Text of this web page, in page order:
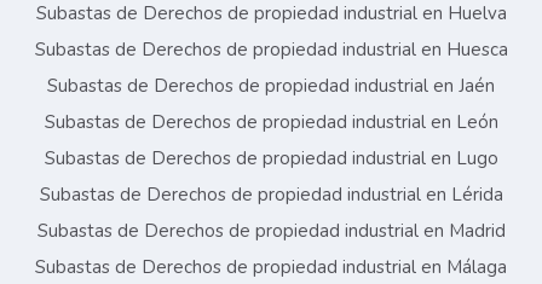
Subastas de Derechos de propiedad industrial en Huelva
Subastas de Derechos de propiedad industrial en Huesca
Subastas de Derechos de propiedad industrial en Jaén
Subastas de Derechos de propiedad industrial en León
Subastas de Derechos de propiedad industrial en Lugo
Subastas de Derechos de propiedad industrial en Lérida
Subastas de Derechos de propiedad industrial en Madrid
Subastas de Derechos de propiedad industrial en Málaga